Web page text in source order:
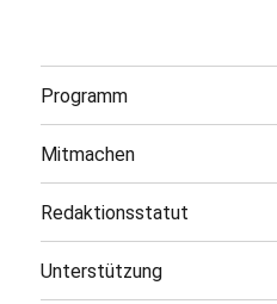
Programm
Mitmachen
Redaktionsstatut
Unterstützung